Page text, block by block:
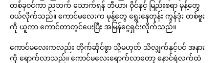
တစ်ခုဝင်ကာ ညဘက် သောက်ရန် ဘီယာ၊ ဝိုင်နှင့် မြည်းစရာ မုန့်တွေ
ဝယ်လိုက်သည်။ ကောင်မလေးက မုန့်တွေ ရွေးနေတုန်း ကွန်ဒုံး တစ်ဗူး
ကို ယူကာ ကောင်တာတွင်ပေးပြီး အမြန်ငွေရှင်းလိုက်သည်။
ကောင်မလေးကလည်း တိုက်ဆိုင်စွာ သို့မဟုတ် သိလျှက်နှင့်ပင် အနား
ကို ရောက်လာသည်။ ကောင်မလေးရောက်လာတော့ နောင်ရဲလက်ထဲ